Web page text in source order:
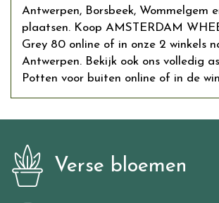
Antwerpen, Borsbeek, Wommelgem
plaatsen. Koop AMSTERDAM
Grey 80 online of in onze 2 winkels
Antwerpen. Bekijk ook ons volledig
Potten voor buiten online of in de
Verse bloemen